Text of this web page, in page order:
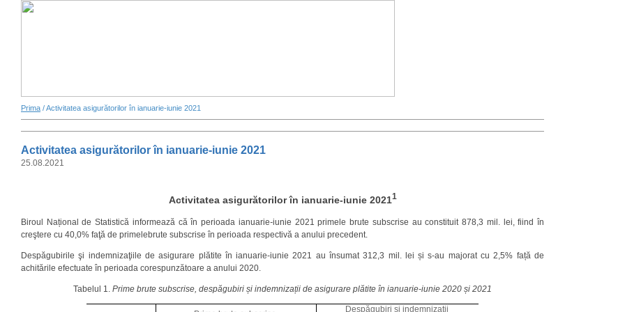
Prima / Activitatea asigurătorilor în ianuarie-iunie 2021
Activitatea asigurătorilor în ianuarie-iunie 2021
25.08.2021
Activitatea asigurătorilor în ianuarie-iunie 20211
Biroul Național de Statistică informează că în perioada ianuarie-iunie 2021 primele brute subscrise au constituit 878,3 mil. lei, fiind în
creştere cu 40,0% faţă de primelebrute subscrise în perioada respectivă a anului precedent.
Despăgubirile şi indemnizaţiile de asigurare plătite în ianuarie-iunie 2021 au însumat 312,3 mil. lei și s-au majorat cu 2,5% față de
achitările efectuate în perioada corespunzătoare a anului 2020.
Tabelul 1. Prime brute subscrise, despăgubiri și indemnizații de asigurare plătite în ianuarie-iunie 2020 și 2021
Despăgubiri și indemnizații